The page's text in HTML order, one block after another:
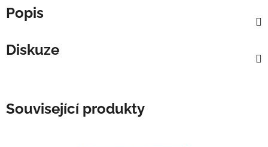
Popis
Diskuze
Související produkty